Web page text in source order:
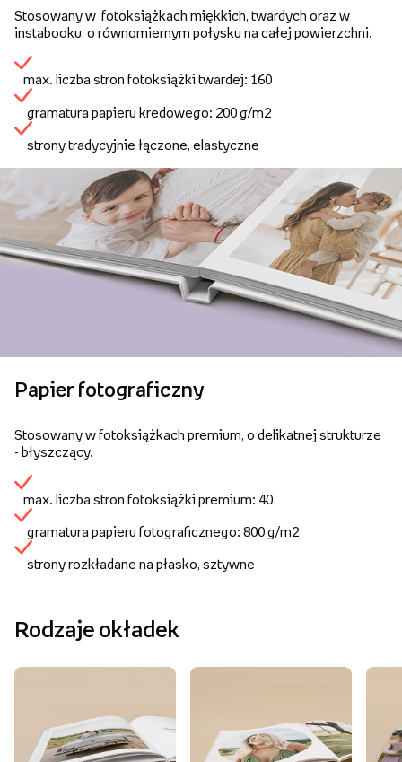
Stosowany w fotoksiążkach miękkich, twardych oraz w
instabooku, o równomiernym połysku na całej powierzchni.
max. liczba stron fotoksiążki twardej: 160
gramatura papieru kredowego: 200 g/m2
strony tradycyjnie łączone, elastyczne
Papier fotograficzny
Stosowany w fotoksiążkach premium, o delikatnej strukturze
- błyszczący.
max. liczba stron fotoksiążki premium: 40
gramatura papieru fotograficznego: 800 g/m2
strony rozkładane na płasko, sztywne
Rodzaje okładek